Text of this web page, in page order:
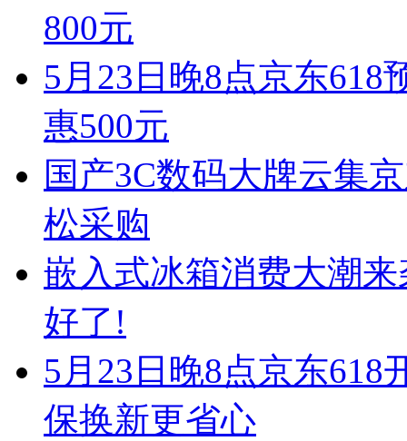
800元
5月23日晚8点京东618
惠500元
国产3C数码大牌云集
松采购
嵌入式冰箱消费大潮
好了!
5月23日晚8点京东618
保换新更省心